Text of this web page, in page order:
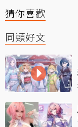
猜你喜歡
同類好文